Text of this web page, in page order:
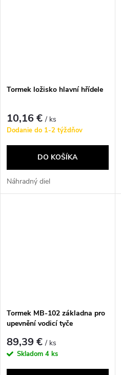
Tormek ložisko hlavní hřídele
10,16 €/ ks
Dodanie do 1-2 týždňov
DO KOŠÍKA
Náhradný diel
Tormek MB-102 základna pro
upevnění vodicí tyče
89,39 €/ ks
Skladom 4 ks